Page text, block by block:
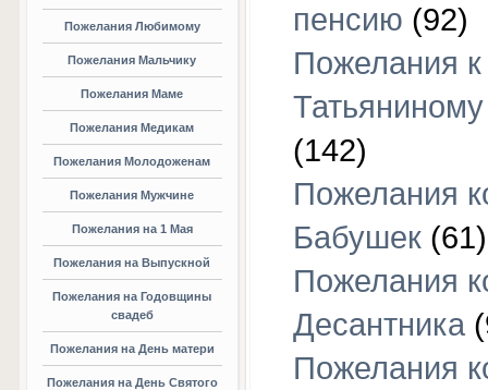
Пожелания Любимому
Пожелания Мальчику
Пожелания Маме
Пожелания Медикам
Пожелания Молодоженам
Пожелания Мужчине
Пожелания на 1 Мая
Пожелания на Выпускной
Пожелания на Годовщины
свадеб
Пожелания на День матери
Пожелания на День Святого
пенсию (92)
Пожелания к
(142)
Пожелания
Бабушек (61)
Пожелания
Десантника
Пожелания